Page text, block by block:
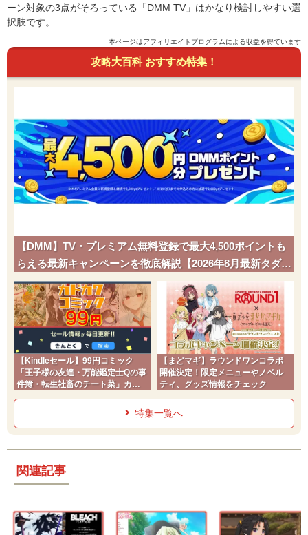
ーン対象の3点がそろっている「DMM TV」はかなり検討しやすい選
択肢です。
本ページはアフィリエイトプログラムによる収益を得ています
攻略大百科 おすすめ特集！
【DMM】TV・プレミアム無料登録で最大4,500ポイントも
らえる最新キャンペーンを徹底解説【2026年8月最新タダポ
チ】
【Kindleセール】99円コミック
「王子様の友達・万能鑑定士Qの事
件簿・転生社畜のチート菜」カド
【まどマギ】ラウンドワンコラボ
開催決定！限定メニューやノベル
ティ、グッズ情報をチェック
特集一覧へ
関連記事